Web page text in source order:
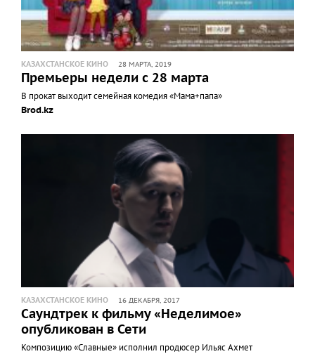
КАЗАХСТАНСКОЕ КИНО 28 МАРТА, 2019
Премьеры недели с 28 марта
В прокат выходит семейная комедия «Мама+папа»
Brod.kz
КАЗАХСТАНСКОЕ КИНО 16 ДЕКАБРЯ, 2017
Саундтрек к фильму «Неделимое»
опубликован в Сети
Композицию «Славные» исполнил продюсер Ильяс Ахмет